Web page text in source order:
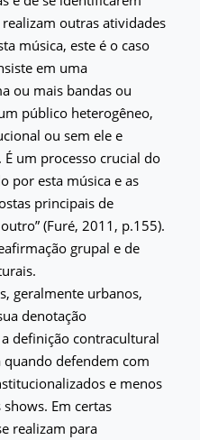
outras atividades
música, este é o caso
em uma
ou mais bandas ou
público heterogêneo,
ou sem ele e
um processo crucial do
por esta música e as
principais de
(Furé, 2011, p.155).
grupal e de
geralmente urbanos,
denotação
definição contracultural
quando defendem com
e menos
Em certas
realizam para